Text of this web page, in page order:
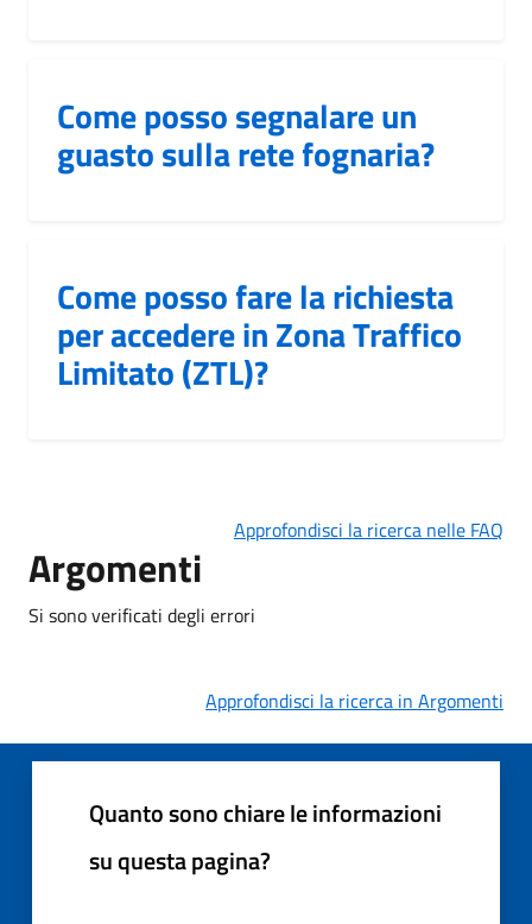
Come posso segnalare un
guasto sulla rete fognaria?
Come posso fare la richiesta
per accedere in Zona Traffico
Limitato (ZTL)?
Approfondisci la ricerca nelle FAQ
Argomenti
Si sono verificati degli errori
Approfondisci la ricerca in Argomenti
Quanto sono chiare le informazioni
su questa pagina?